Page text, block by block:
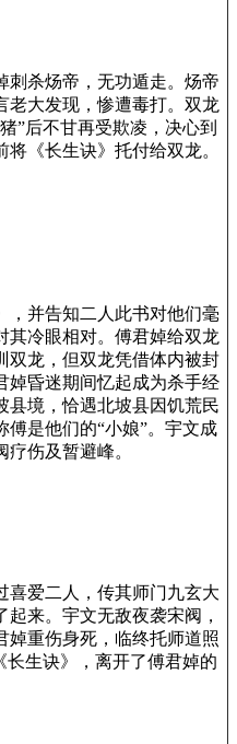
杀炀帝，无功遁走。炀帝
老大发现，惨遭毒打。双龙
”后不甘再受欺凌，决心到
《长生诀》托付给双龙。
并告知二人此书对他们毫
其冷眼相对。傅君婥给双龙
双龙，但双龙凭借体内被封
婥昏迷期间忆起成为杀手经
县境，恰遇北坡县因饥荒民
是他们的“小娘”。宇文成
伤及暂避峰。
爱二人，传其师门九玄大
来。宇文无敌夜袭宋阀，
婥重伤身死，临终托师道照
生诀》，离开了傅君婥的